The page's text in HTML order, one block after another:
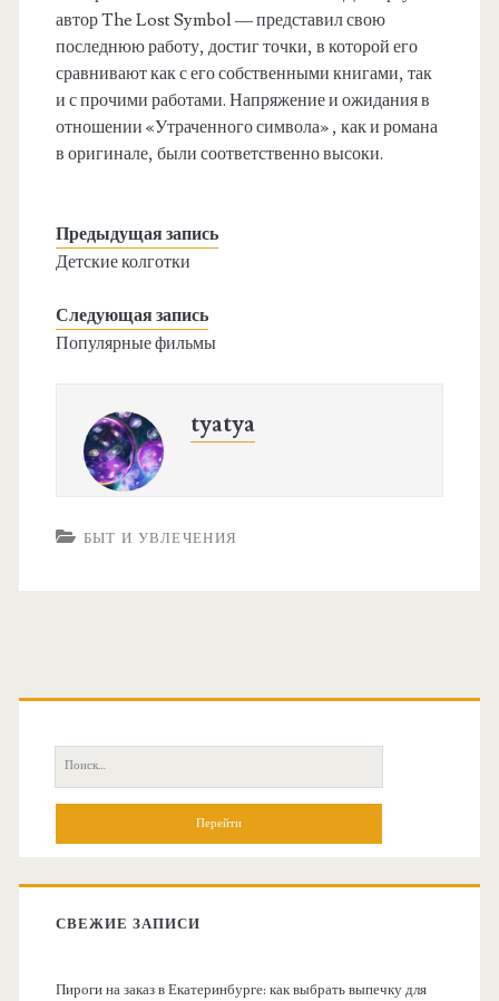
автор The Lost Symbol — представил свою
последнюю работу, достиг точки, в которой его
сравнивают как с его собственными книгами, так
и с прочими работами. Напряжение и ожидания в
отношении «Утраченного символа» , как и романа
в оригинале, были соответственно высоки.
Предыдущая запись
Детские колготки
Следующая запись
Популярные фильмы
tyatya
БЫТ И УВЛЕЧЕНИЯ
О
П
о
с
СВЕЖИЕ ЗАПИСИ
Пироги на заказ в Екатеринбурге: как выбрать выпечку для